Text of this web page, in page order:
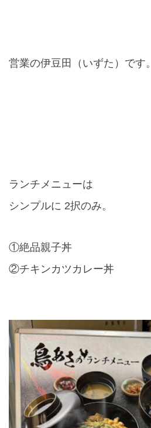
営業の伊豆田（いずた）です。
ランチメニューは
シンプルに 2択のみ。
①絶品親子丼
②チキンカツカレー丼